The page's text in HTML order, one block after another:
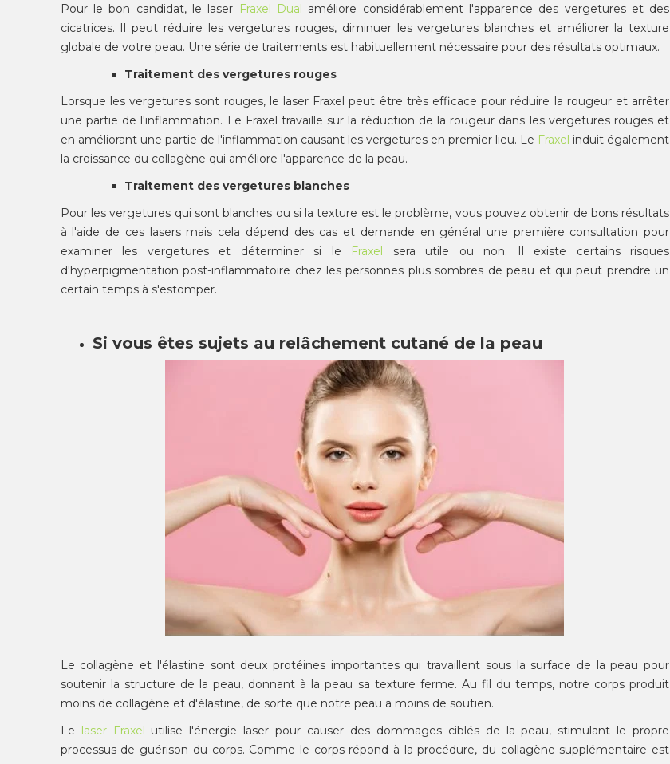
Pour le bon candidat, le laser Fraxel Dual améliore considérablement l'apparence des vergetures et des
cicatrices. Ilpeut réduire les vergetures rouges, diminuer lesvergetures blanches et améliorer la texture
globale de votre peau. Une série de traitements est habituellement nécessaire pour des résultats optimaux.
Traitement des vergetures rouges
Lorsque les vergetures sont rouges, le laser Fraxel peut être très efficace pour réduire la rougeur et arrêter
une partie de l'inflammation. Le Fraxel travaille sur la réduction de la rougeur dans les vergetures rouges et
en améliorant une partie de l'inflammation causant les vergetures en premier lieu. Le Fraxel induit également
la croissance du collagène qui améliore l'apparence de la peau.
Traitement des vergetures blanches
Pour les vergetures qui sont blanches ou si la texture est le problème, vous pouvez obtenir de bons résultats
à l'aide de ces lasers mais cela dépend des cas et demande en général une première consultation pour
examiner les vergetures et déterminer si le Fraxel sera utile ou non. Il existe certains risques
d'hyperpigmentation post-inflammatoire chez les personnes plus sombres de peau et qui peut prendre un
certain temps à s'estomper.
Si vous êtes sujets au relâchement cutané de la peau
Le collagène et l'élastine sont deux protéines importantes qui travaillent sous la surface de la peau pour
soutenir la structure de la peau, donnant à la peau sa texture ferme. Au fil du temps, notre corps produit
moins de collagène et d'élastine, de sorte que notre peau a moins de soutien.
Le laser Fraxel utilise l'énergie laser pour causer des dommages ciblés de la peau, stimulant le propre
processus de guérison du corps. Comme le corps répond à la procédure, du collagène supplémentaire est